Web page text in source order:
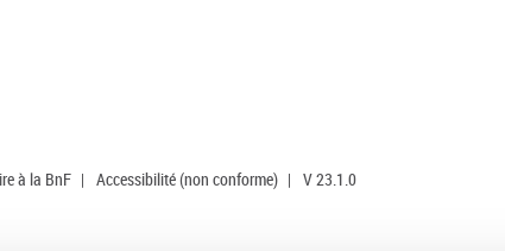
à la BnF | Accessibilité (non conforme) | V 23.1.0